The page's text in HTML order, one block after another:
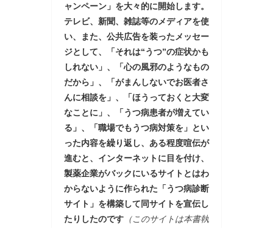
ャンペーン」を大々的に開始します。
テレビ、新聞、雑誌等のメディアを使
い、また、公共広告を装ったメッセー
ジとして、「それは“うつ”の症状かも
しれない」、「心の風邪のようなもの
だから」、「がまんしないでお医者さ
んに相談を」、「ほうっておくと大変
なことに」、「うつ病患者が増えてい
る」、「職場でもうつ病対策を」とい
った内容を繰り返し、ある程度喧伝が
進むと、インターネットに目を付け、
製薬企業がバックにいるサイトとはわ
からないように作られた「うつ病診断
サイト」を構築して同サイトを宣伝し
たりしたのです （このサイトは本書執